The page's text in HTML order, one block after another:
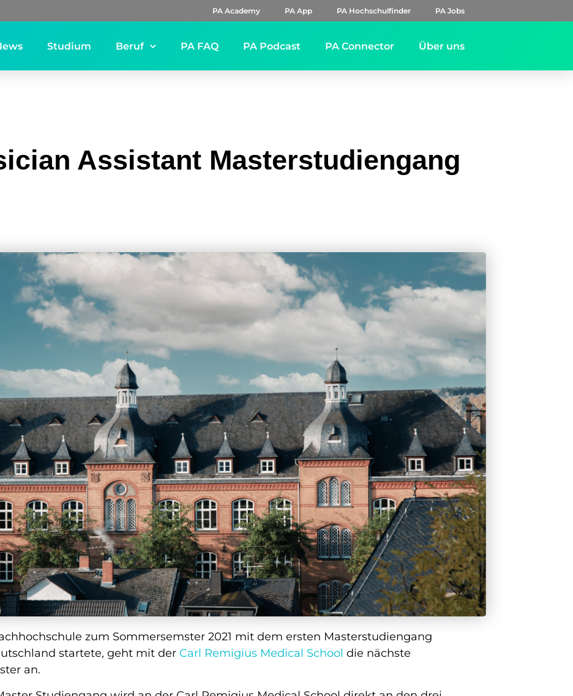
PA Academy PA App PA Hochschulfinder PA Jobs
Studium Beruf PA FAQ PA Podcast PA Connector Über uns
Assistant Masterstudiengang
zum Sommersemster 2021 mit dem ersten Masterstudiengang
startete, geht mit der Carl Remigius Medical School die nächste
an.